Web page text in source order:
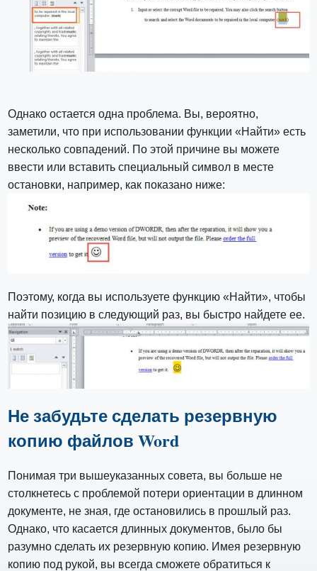
Однако остается одна проблема. Вы, вероятно,
заметили, что при использовании функции «Найти» есть
несколько совпадений. По этой причине вы можете
ввести или вставить специальный символ в месте
остановки, например, как показано ниже:
Поэтому, когда вы используете функцию «Найти», чтобы
найти позицию в следующий раз, вы быстро найдете ее.
Не забудьте сделать резервную
копию файлов Word
Понимая три вышеуказанных совета, вы больше не
столкнетесь с проблемой потери ориентации в длинном
документе, не зная, где остановились в прошлый раз.
Однако, что касается длинных документов, было бы
разумно сделать их резервную копию. Имея резервную
копию под рукой, вы всегда сможете обратиться к